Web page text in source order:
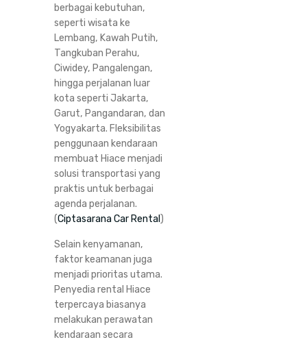
berbagai kebutuhan,
seperti wisata ke
Lembang, Kawah Putih,
Tangkuban Perahu,
Ciwidey, Pangalengan,
hingga perjalanan luar
kota seperti Jakarta,
Garut, Pangandaran, dan
Yogyakarta. Fleksibilitas
penggunaan kendaraan
membuat Hiace menjadi
solusi transportasi yang
praktis untuk berbagai
agenda perjalanan.
(Ciptasarana Car Rental )
Selain kenyamanan,
faktor keamanan juga
menjadi prioritas utama.
Penyedia rental Hiace
terpercaya biasanya
melakukan perawatan
kendaraan secara